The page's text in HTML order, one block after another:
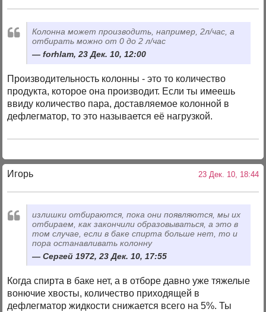
Колонна может производить, например, 2л/час, а
отбирать можно от 0 до 2 л/час
forhlam, 23 Дек. 10, 12:00
Производительность колонны - это то количество
продукта, которое она производит. Если ты имеешь
ввиду количество пара, доставляемое колонной в
дефлегматор, то это называется её нагрузкой.
Игорь 23 Дек. 10, 18:44
излишки отбираются, пока они появляются, мы их
отбираем, как закончили образовываться, а это в
том случае, если в баке спирта больше нет, то и
пора останавливать колонну
Сергей 1972, 23 Дек. 10, 17:55
Когда спирта в баке нет, а в отборе давно уже тяжелые
вонючие хвосты, количество приходящей в
дефлегматор жидкости снижается всего на 5%. Ты